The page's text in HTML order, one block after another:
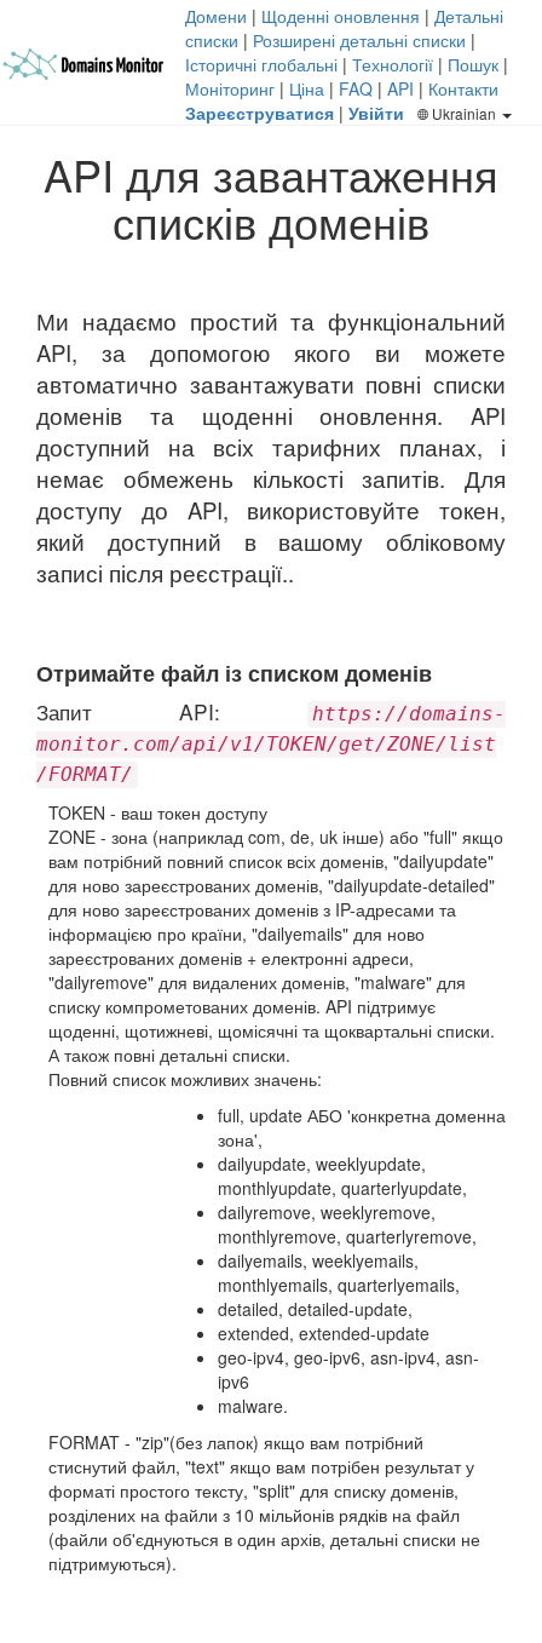
Домени | Щоденні оновлення | Детальні
списки | Розширені детальні списки |
Історичні глобальні | Технології | Пошук |
Моніторинг | Ціна | FAQ | API | Контакти
Зареєструватися | Увійти Ukrainian
API для завантаження
списків доменів
Ми надаємо простий та функціональний
API, за допомогою якого ви можете
автоматично завантажувати повні списки
доменів та щоденні оновлення. API
доступний на всіх тарифних планах, і
немає обмежень кількості запитів. Для
доступу до API, використовуйте токен,
який доступний в вашому обліковому
записі після реєстрації..
Отримайте файл із списком доменів
Запит API:
https://domains-
monitor.com/api/v1/TOKEN/get/ZONE/list
/FORMAT/
TOKEN - ваш токен доступу
ZONE - зона (наприклад com, de, uk інше) або "full" якщо
вам потрібний повний список всіх доменів, "dailyupdate"
для ново зареєстрованих доменів, "dailyupdate-detailed"
для ново зареєстрованих доменів з IP-адресами та
інформацією про країни, "dailyemails" для ново
зареєстрованих доменів + електронні адреси,
"dailyremove" для видалених доменів, "malware" для
списку компрометованих доменів. API підтримує
щоденні, щотижневі, щомісячні та щоквартальні списки.
А також повні детальні списки.
Повний список можливих значень:
full, update АБО 'конкретна доменна
зона',
dailyupdate, weeklyupdate,
monthlyupdate, quarterlyupdate,
dailyremove, weeklyremove,
monthlyremove, quarterlyremove,
dailyemails, weeklyemails,
monthlyemails, quarterlyemails,
detailed, detailed-update,
extended, extended-update
geo-ipv4, geo-ipv6, asn-ipv4, asn-
ipv6
malware.
FORMAT - "zip"(без лапок) якщо вам потрібний
стиснутий файл, "text" якщо вам потрібен результат у
форматі простого тексту, "split" для списку доменів,
розділених на файли з 10 мільйонів рядків на файл
(файли об'єднуються в один архів, детальні списки не
підтримуються).